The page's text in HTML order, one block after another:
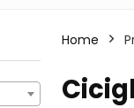
Home